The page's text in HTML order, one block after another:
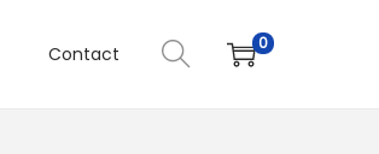
Contact 0